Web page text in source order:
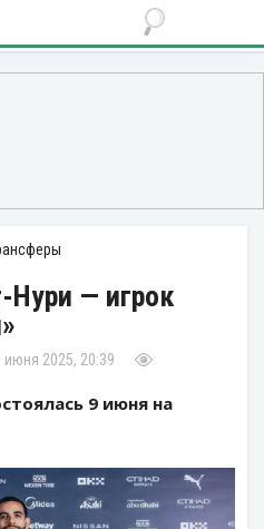
Нури — игрок
июня 2025, 20:39
9 июня на